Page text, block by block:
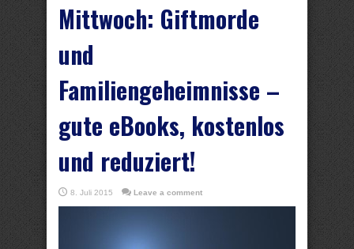
Mittwoch: Giftmorde
und
Familiengeheimnisse –
gute eBooks, kostenlos
und reduziert!
8. Juli 2015 Leave a comment